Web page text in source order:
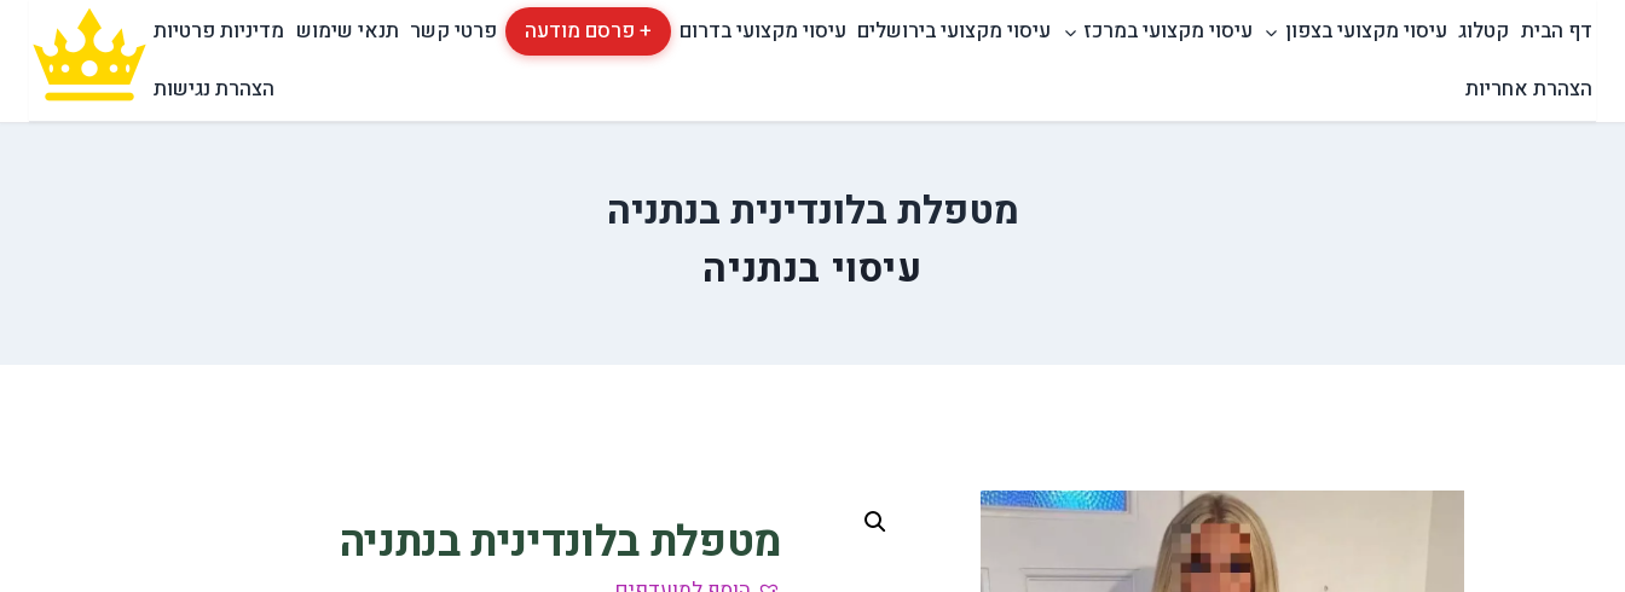
content
דף הבית קטלוג עיסוי מקצועי בצפון עיסוי מקצועי במרכז עיסוי מקצועי בירושלים עיסוי מקצועי בדרום + פרסם מודעה פרטי קשר תנאי שימוש מדיניות פרטיות
הצהרת אחריות
הצהרת נגישות
מטפלת בלונדינית בנתניה
עיסוי בנתניה
מטפלת בלונדינית בנתניה